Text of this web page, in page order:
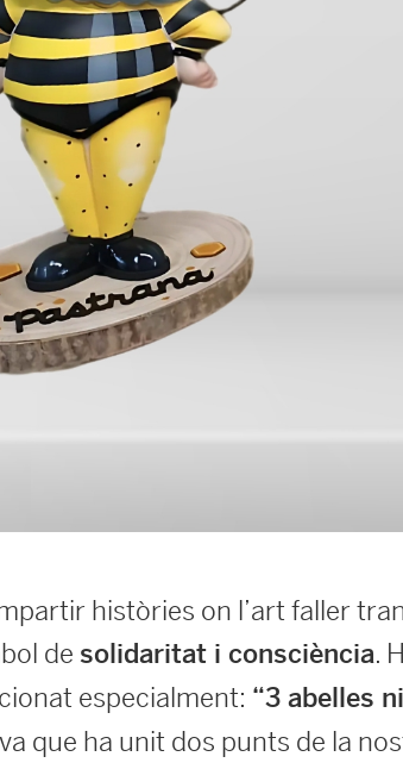
històries on l’art faller
de solidaritat i consciència.
especialment: “3 abelles
que ha unit dos punts de la